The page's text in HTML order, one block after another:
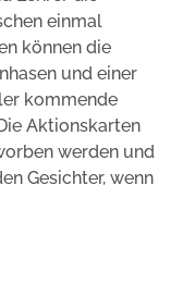
einmal
können die
und einer
kommende
Aktionskarten
werden und
Gesichter, wenn